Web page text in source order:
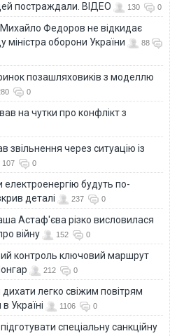
постраждали. ВІДЕО
130 0
Михайло Федоров не відкидає
міністра оборони України
88
позашляховиків з моделлю
0
на чутки про конфлікт з
звільнення через ситуацію із
107 0
електроенергію будуть по-
деталі
237 0
Астаф'єва різко висловилася
війну
152 0
контроль ключовий маршрут
212 0
легко свіжим повітрям
Україні
1106 0
спеціальну санкційну